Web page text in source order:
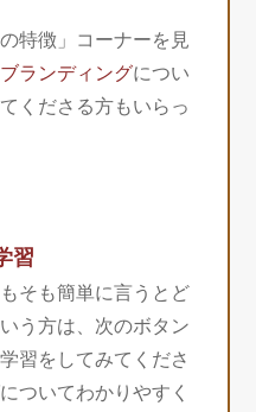
特徴」コーナーを見
ブランディングについ
くださる方もいらっ
習
そも簡単に言うとど
う方は、次のボタン
習をしてみてくださ
ついてわかりやすく